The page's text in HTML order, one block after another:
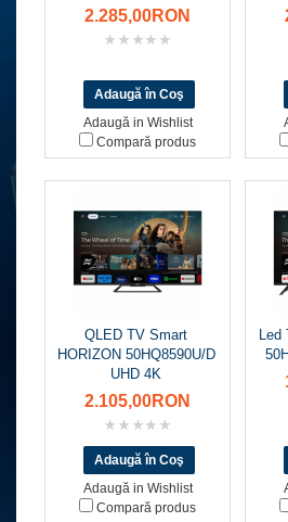
2.285,00RON
Adaugă in Wishlist
Compară produs
QLED TV Smart
HORIZON 50HQ8590U/D
UHD 4K
2.105,00RON
Adaugă in Wishlist
Compară produs
Led